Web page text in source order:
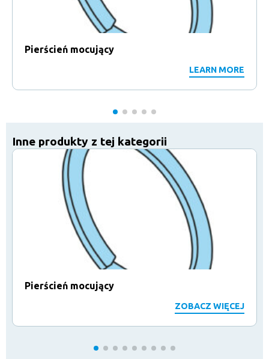
Pierścień mocujący
LEARN MORE
Inne produkty z tej kategorii
Pierścień mocujący
ZOBACZ WIĘCEJ